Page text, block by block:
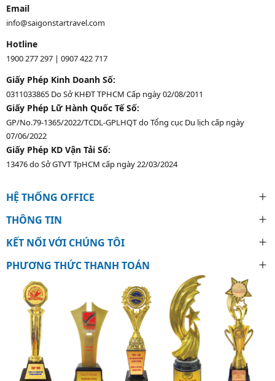
Email
info@saigonstartravel.com
Hotline
1900 277 297 | 0907 422 717
Giấy Phép Kinh Doanh Số:
0311033865 Do Sở KHĐT TPHCM Cấp ngày 02/08/2011
Giấy Phép Lữ Hành Quốc Tế Số:
GP/No.79-1365/2022/TCDL-GPLHQT do Tổng cục Du lịch cấp ngày
07/06/2022
Giấy Phép KD Vận Tải Số:
13476 do Sở GTVT TpHCM cấp ngày 22/03/2024
HỆ THỐNG OFFICE
THÔNG TIN
KẾT NỐI VỚI CHÚNG TÔI
PHƯƠNG THỨC THANH TOÁN